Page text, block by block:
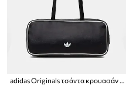
adidas Originals τσάντα κρουασάν γυναικεία Adicolor